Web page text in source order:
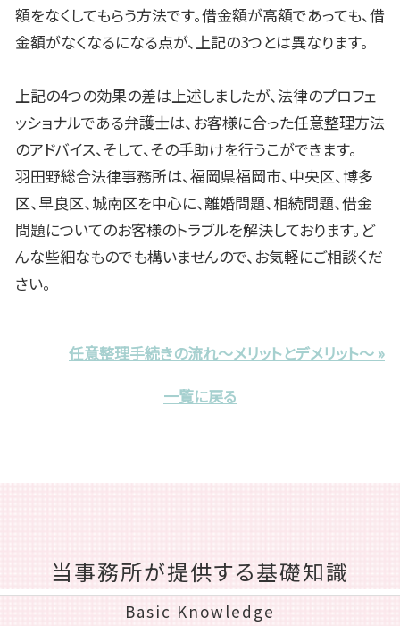
額をなくしてもらう方法です。借金額が高額であっても、借
金額がなくなるになる点が、上記の3つとは異なります。
上記の4つの効果の差は上述しましたが、法律のプロフェ
ッショナルである弁護士は、お客様に合った任意整理方法
のアドバイス、そして、その手助けを行うこができます。
羽田野総合法律事務所は、福岡県福岡市、中央区、博多
区、早良区、城南区を中心に、離婚問題、相続問題、借金
問題についてのお客様のトラブルを解決しております。ど
んな些細なものでも構いませんので、お気軽にご相談くだ
さい。
任意整理手続きの流れ～メリットとデメリット～ »
一覧に戻る
当事務所が提供する基礎知識
Basic Knowledge